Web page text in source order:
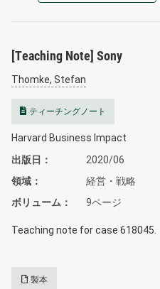
[Teaching Note] Sony
Thomke, Stefan
ティーチングノート
Harvard Business Impact
出版日
2020/06
領域
経営・戦略
ボリューム
9ページ
Teaching note for case 618045.
製本